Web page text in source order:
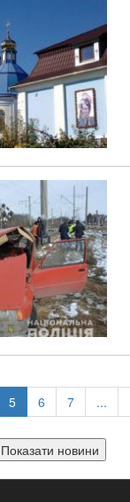
5(current)
6 7 ...